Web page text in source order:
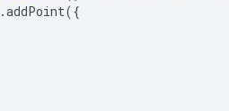
.addPoint({